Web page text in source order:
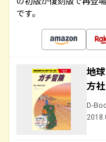
です。
地
方
D-